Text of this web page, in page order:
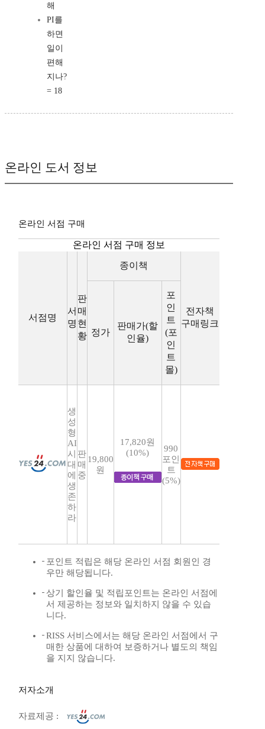
해
PI를
하면
일이
편해
지나?
= 18
온라인 도서 정보
온라인 서점 구매
온라인 서점 구매 정보
서점명
서
명
판
매
현
황
종이책
전자책
구매링크
정가
판매가(할
인율)
포
인
트
(포
인
트
몰)
생
성
형
AI
시
대
에
생
존
하
라
판
매
중
19,800
원
17,820원
(10%)
990
포인
트
(5%)
포인트 적립은 해당 온라인 서점 회원인 경
우만 해당됩니다.
상기 할인율 및 적립포인트는 온라인 서점에
서 제공하는 정보와 일치하지 않을 수 있습
니다.
RISS 서비스에서는 해당 온라인 서점에서 구
매한 상품에 대하여 보증하거나 별도의 책임
을 지지 않습니다.
저자소개
자료제공 :